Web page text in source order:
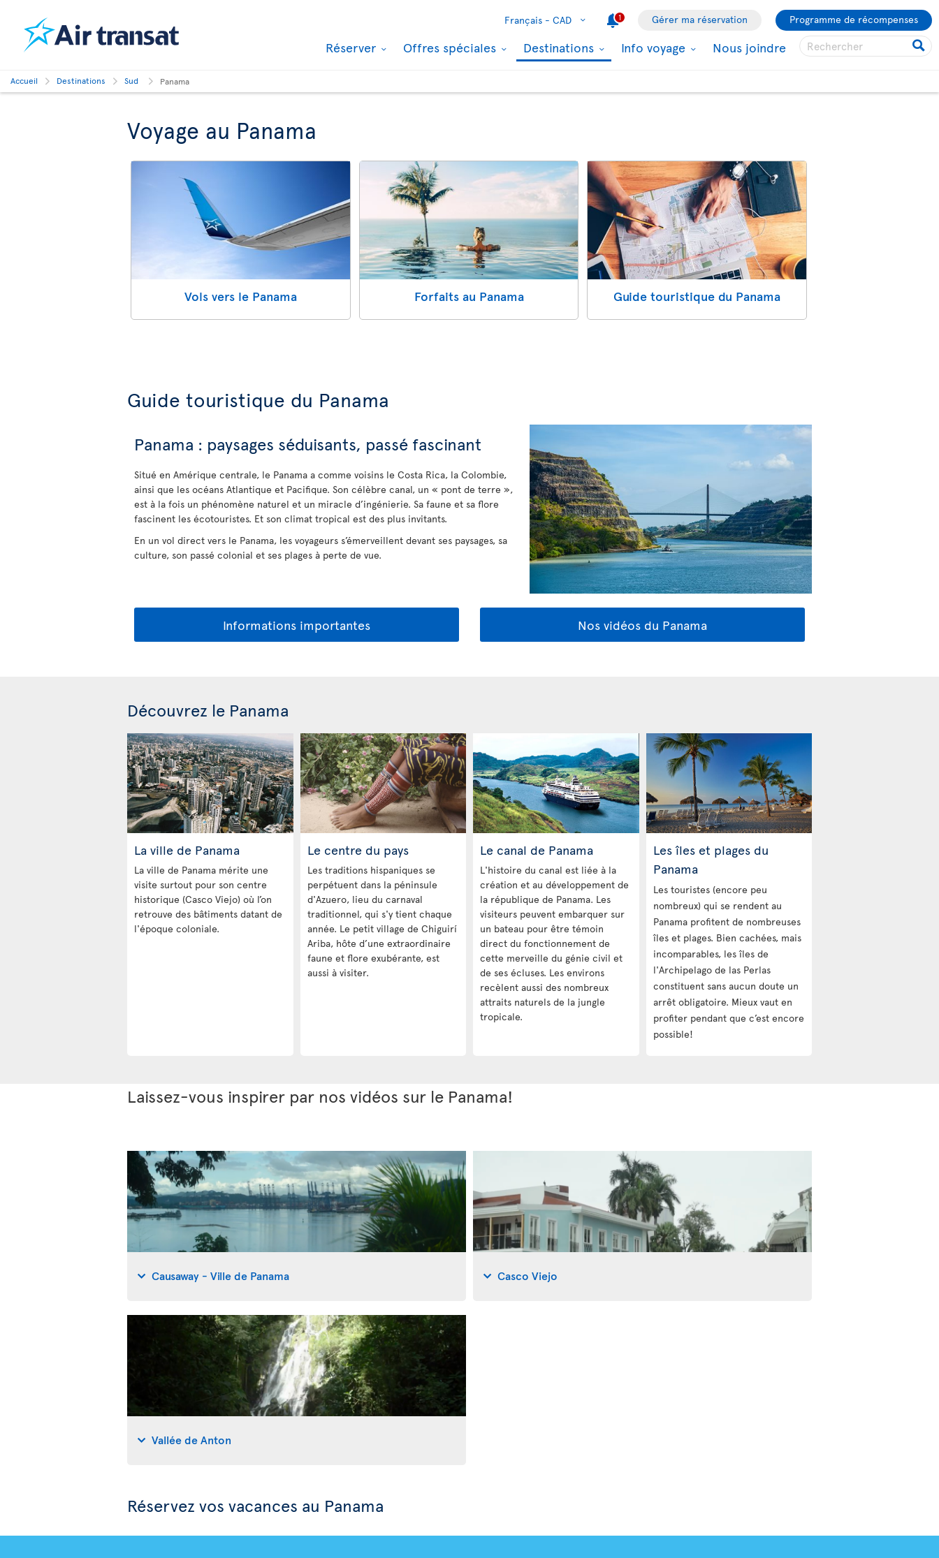
Français - CAD 1 Gérer ma réservation Programme de récompenses
Réserver Offres spéciales Destinations Info voyage Nous joindre
Accueil Destinations Sud Panama
Voyage au Panama
Vols vers le Panama Forfaits au Panama Guide touristique du Panama
Guide touristique du Panama
Panama : paysages séduisants, passé fascinant
Situé en Amérique centrale, le Panama a comme voisins le Costa Rica, la Colombie,
ainsi que les océans Atlantique et Pacifique. Son célèbre canal, un « pont de terre »,
est à la fois un phénomène naturel et un miracle d’ingénierie. Sa faune et sa flore
fascinent les écotouristes. Et son climat tropical est des plus invitants.
En un vol direct vers le Panama, les voyageurs s’émerveillent devant ses paysages, sa
culture, son passé colonial et ses plages à perte de vue.
Informations importantes Nos vidéos du Panama
Découvrez le Panama
La ville de Panama
La ville de Panama mérite une
visite surtout pour son centre
historique (Casco Viejo) où l’on
retrouve des bâtiments datant de
l'époque coloniale.
Le centre du pays
Les traditions hispaniques se
perpétuent dans la péninsule
d'Azuero, lieu du carnaval
traditionnel, qui s'y tient chaque
année. Le petit village de Chiguirí
Ariba, hôte d’une extraordinaire
faune et flore exubérante, est
aussi à visiter.
Le canal de Panama
L'histoire du canal est liée à la
création et au développement de
la république de Panama. Les
visiteurs peuvent embarquer sur
un bateau pour être témoin
direct du fonctionnement de
cette merveille du génie civil et
de ses écluses. Les environs
recèlent aussi des nombreux
attraits naturels de la jungle
tropicale.
Les îles et plages du
Panama
Les touristes (encore peu
nombreux) qui se rendent au
Panama profitent de nombreuses
îles et plages. Bien cachées, mais
incomparables, les îles de
l'Archipelago de las Perlas
constituent sans aucun doute un
arrêt obligatoire. Mieux vaut en
profiter pendant que c’est encore
possible!
Laissez-vous inspirer par nos vidéos sur le Panama!
Causaway - Ville de Panama Casco Viejo
Vallée de Anton
Réservez vos vacances au Panama